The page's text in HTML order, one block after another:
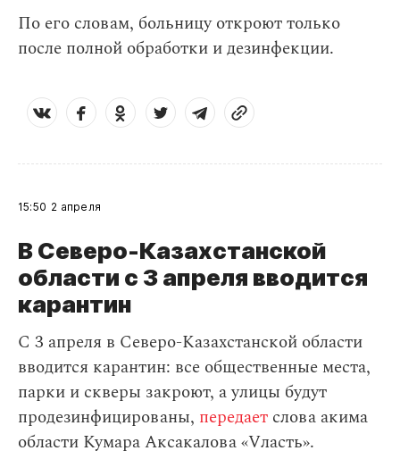
По его словам, больницу откроют только
после полной обработки и дезинфекции.
15:50 2 апреля
В Северо-Казахстанской
области с 3 апреля вводится
карантин
С 3 апреля в Северо-Казахстанской области
вводится карантин: все общественные места,
парки и скверы закроют, а улицы будут
продезинфицированы, передает слова акима
области Кумара Аксакалова «Vласть».